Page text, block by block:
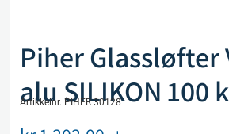
Piher Glassløfter
alu SILIKON 100
Artikkelnr. PIHER 30128